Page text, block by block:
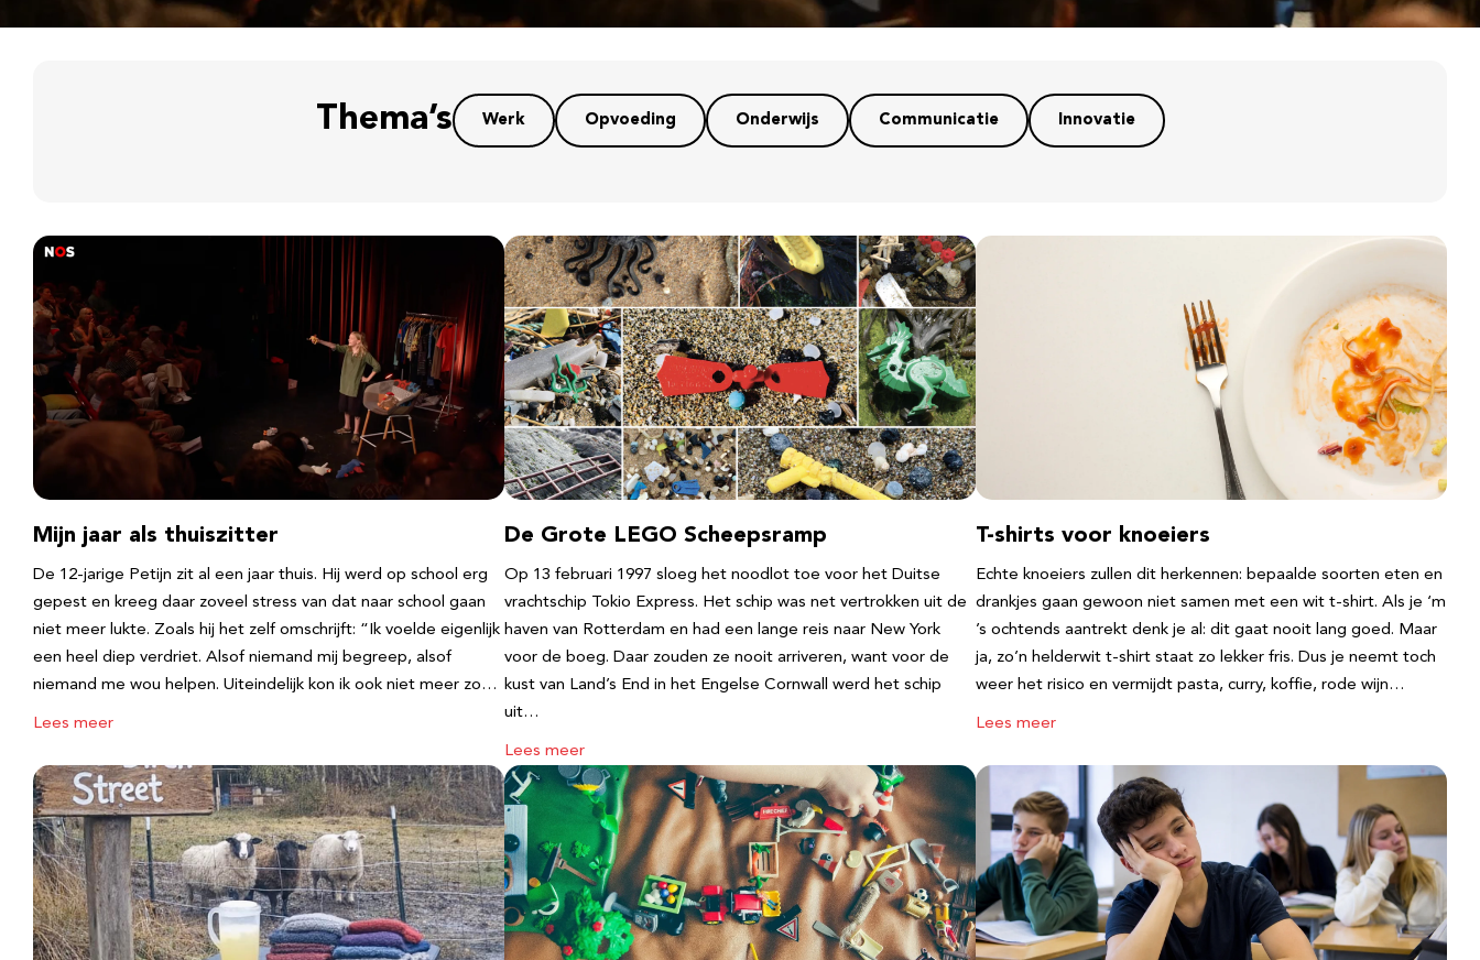
Thema’s Werk Opvoeding Onderwijs Communicatie Innovatie
Mijn jaar als thuiszitter
De 12-jarige Petijn zit al een jaar thuis. Hij werd op school erg
gepest en kreeg daar zoveel stress van dat naar school gaan
niet meer lukte. Zoals hij het zelf omschrijft: “Ik voelde eigenlijk
een heel diep verdriet. Alsof niemand mij begreep, alsof
niemand me wou helpen. Uiteindelijk kon ik ook niet meer zo…
Lees meer
De Grote LEGO Scheepsramp
Op 13 februari 1997 sloeg het noodlot toe voor het Duitse
vrachtschip Tokio Express. Het schip was net vertrokken uit de
haven van Rotterdam en had een lange reis naar New York
voor de boeg. Daar zouden ze nooit arriveren, want voor de
kust van Land’s End in het Engelse Cornwall werd het schip
uit…
Lees meer
T-shirts voor knoeiers
Echte knoeiers zullen dit herkennen: bepaalde soorten eten en
drankjes gaan gewoon niet samen met een wit t-shirt. Als je ‘m
’s ochtends aantrekt denk je al: dit gaat nooit lang goed. Maar
ja, zo’n helderwit t-shirt staat zo lekker fris. Dus je neemt toch
weer het risico en vermijdt pasta, curry, koffie, rode wijn…
Lees meer